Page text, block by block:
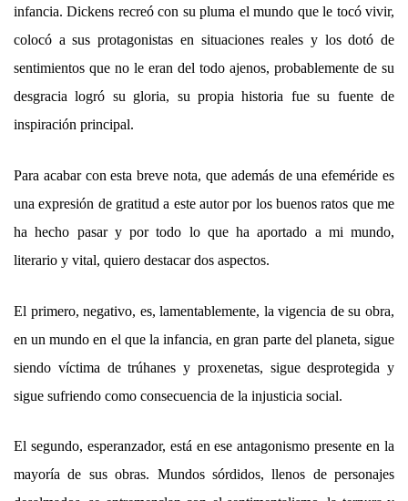
infancia. Dickens recreó con su pluma el mundo que le tocó vivir,
colocó a sus protagonistas en situaciones reales y los dotó de
sentimientos que no le eran del todo ajenos, probablemente de su
desgracia logró su gloria, su propia historia fue su fuente de
inspiración principal.
Para acabar con esta breve nota, que además de una efeméride es
una expresión de gratitud a este autor por los buenos ratos que me
ha hecho pasar y por todo lo que ha aportado a mi mundo,
literario y vital, quiero destacar dos aspectos.
El primero, negativo, es, lamentablemente, la vigencia de su obra,
en un mundo en el que la infancia, en gran parte del planeta, sigue
siendo víctima de trúhanes y proxenetas, sigue desprotegida y
sigue sufriendo como consecuencia de la injusticia social.
El segundo, esperanzador, está en ese antagonismo presente en la
mayoría de sus obras. Mundos sórdidos, llenos de personajes